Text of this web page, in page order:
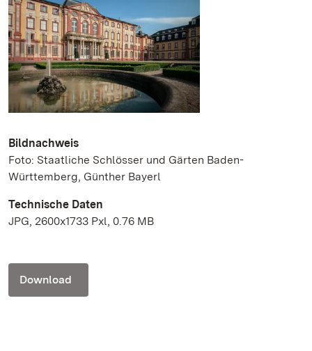
Bildnachweis
Foto: Staatliche Schlösser und Gärten Baden-
Württemberg, Günther Bayerl
Technische Daten
JPG, 2600x1733 Pxl, 0.76 MB
Download